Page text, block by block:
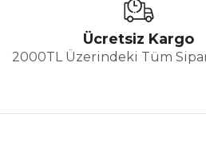
Ücretsiz Kargo
2000TL Üzerindeki Tüm